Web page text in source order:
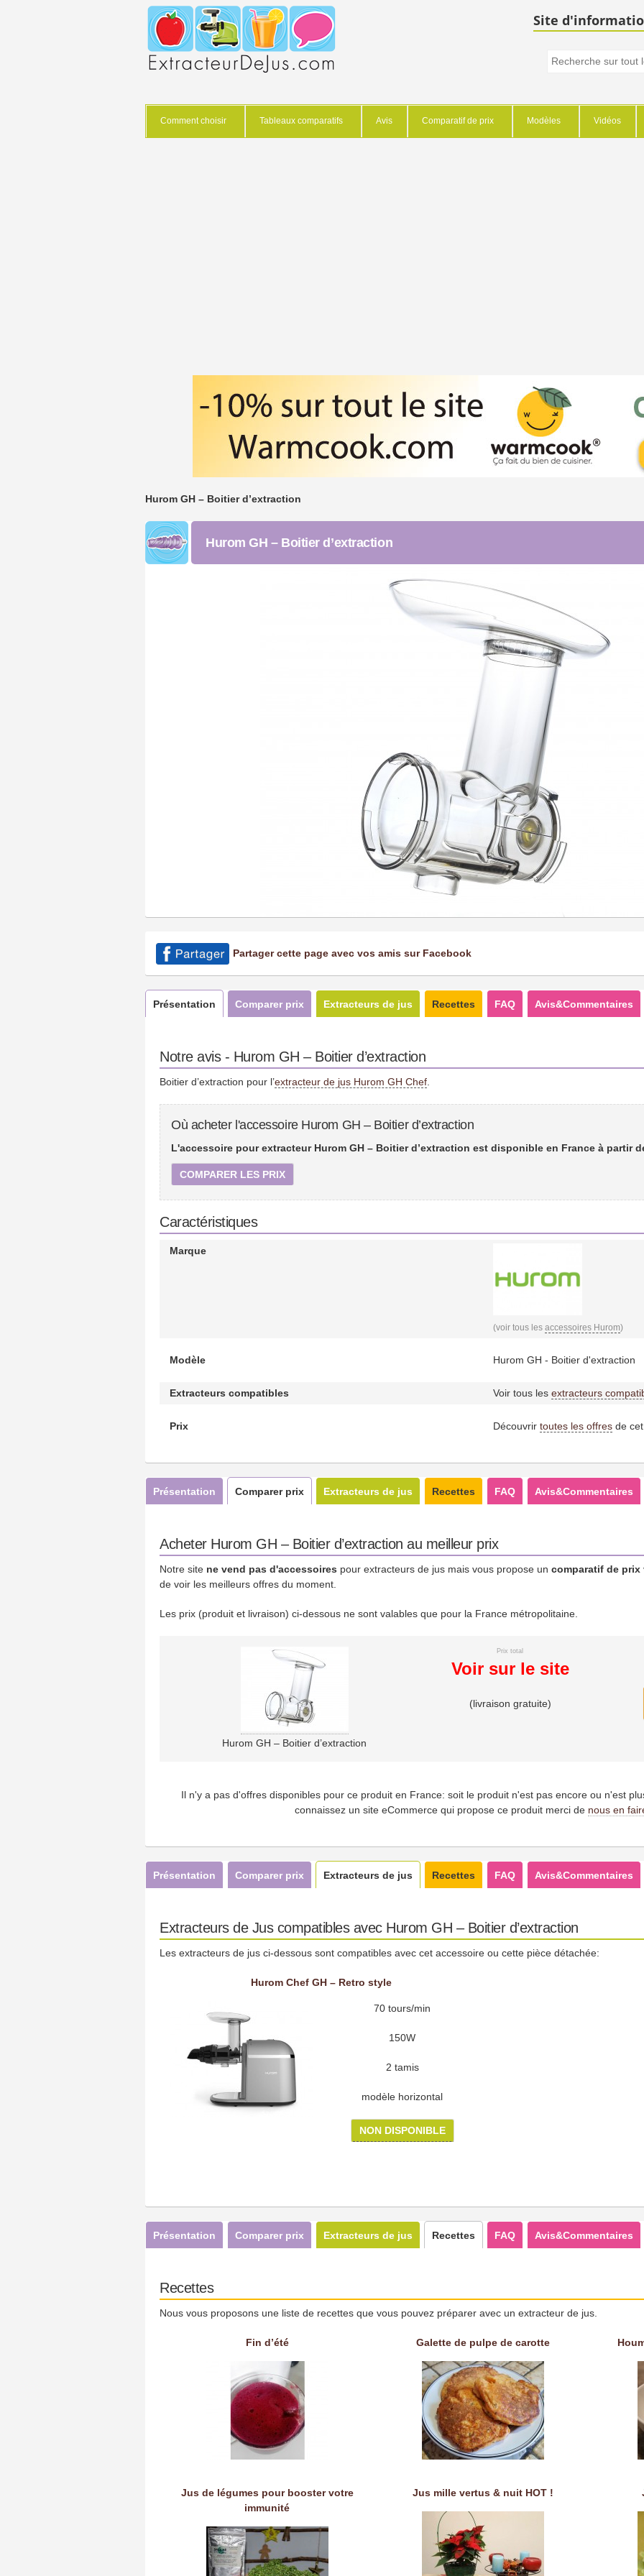
Site
Comment choisir Tableaux comparatifs Avis Comparatif de prix Modèles Vidéos
Hurom GH – Boitier d’extraction
Hurom GH – Boitier d’extraction
Partager cette page avec vos amis sur Facebook
Présentation Comparer prix Extracteurs de jus Recettes FAQ Avis&Commentaires
Notre avis - Hurom GH – Boitier d’extraction
Boitier d’extraction pour l’extracteur de jus Hurom GH Chef
Où acheter l'accessoire Hurom GH – Boitier d’extraction
L'accessoire pour extracteur Hurom GH – Boitier d’extraction est disponible en France à partir
COMPARER LES PRIX
Caractéristiques
Marque
(voir tous les accessoires Hurom)
Modèle Hurom GH - Boitier d'extraction
Extracteurs compatibles Voir tous les extracteurs
Prix Découvrir toutes les offresde cet
Présentation Comparer prix Extracteurs de jus Recettes FAQ Avis&Commentaires
Acheter Hurom GH – Boitier d’extraction au meilleur prix
Notre site ne vend pas d'accessoires pour extracteurs de jus mais vous propose un comparatif de prix
de voir les meilleurs offres du moment.
Les prix (produit et livraison) ci-dessous ne sont valables que pour la France métropolitaine.
Hurom GH – Boitier d’extraction
Prix total
Voir sur le site
(livraison gratuite)
Il n'y a pas d'offres disponibles pour ce produit en France: soit le produit n'est pas encore ou n'est
connaissez un site eCommerce qui propose ce produit merci de nous en
Présentation Comparer prix Extracteurs de jus Recettes FAQ Avis&Commentaires
Extracteurs de Jus compatibles avec Hurom GH – Boitier d’extraction
Les extracteurs de jus ci-dessous sont compatibles avec cet accessoire ou cette pièce détachée:
Hurom Chef GH – Retro style
70 tours/min
150W
2 tamis
modèle horizontal
NON DISPONIBLE
Présentation Comparer prix Extracteurs de jus Recettes FAQ Avis&Commentaires
Recettes
Nous vous proposons une liste de recettes que vous pouvez préparer avec un extracteur de jus.
Fin d’été Galette de pulpe de carotte
Jus de légumes pour booster votre
immunité
Jus mille vertus & nuit HOT !